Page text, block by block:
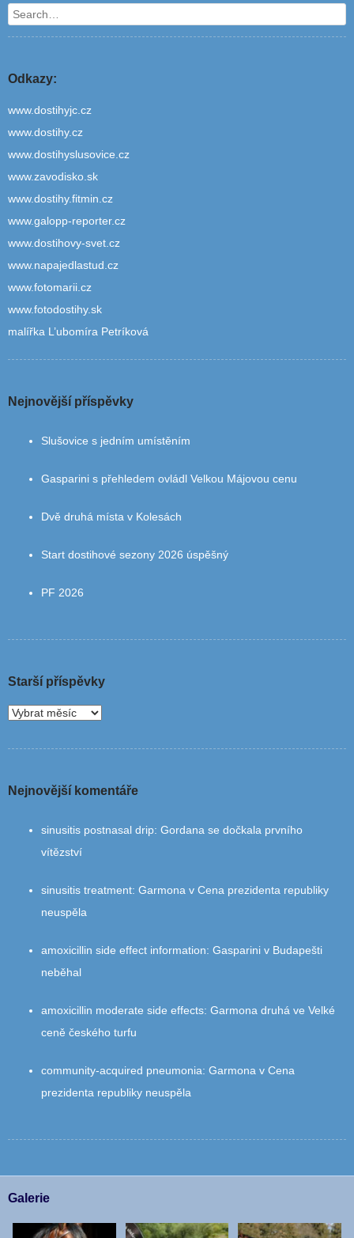
Search
Odkazy:
www.dostihyjc.cz
www.dostihy.cz
www.dostihyslusovice.cz
www.zavodisko.sk
www.dostihy.fitmin.cz
www.galopp-reporter.cz
www.dostihovy-svet.cz
www.napajedlastud.cz
www.fotomarii.cz
www.fotodostihy.sk
malířka L’ubomíra Petríková
Nejnovější příspěvky
Slušovice s jedním umístěním
Gasparini s přehledem ovládl Velkou Májovou cenu
Dvě druhá místa v Kolesách
Start dostihové sezony 2026 úspěšný
PF 2026
Starší příspěvky
Nejnovější komentáře
sinusitis postnasal drip: Gordana se dočkala prvního
vítězství
sinusitis treatment: Garmona v Cena prezidenta republiky
neuspěla
amoxicillin side effect information: Gasparini v Budapešti
neběhal
amoxicillin moderate side effects: Garmona druhá ve Velké
ceně českého turfu
community‑acquired pneumonia: Garmona v Cena
prezidenta republiky neuspěla
Galerie